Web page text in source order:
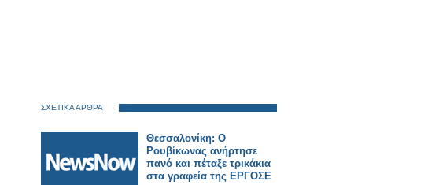
ΣΧΕΤΙΚΑ ΑΡΘΡΑ
Θεσσαλονίκη: Ο
Ρουβίκωνας ανήρτησε
πανό και πέταξε τρικάκια
στα γραφεία της ΕΡΓΟΣΕ